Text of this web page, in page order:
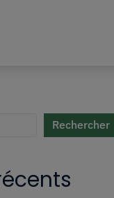
Rechercher